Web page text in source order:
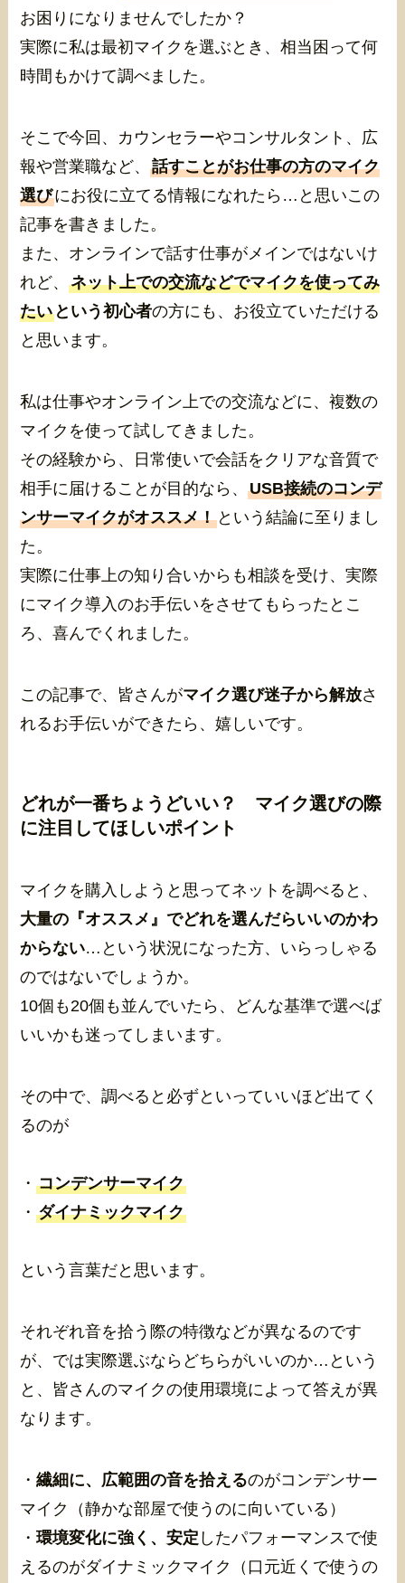
お困りになりませんでしたか？
実際に私は最初マイクを選ぶとき、相当困って何
時間もかけて調べました。
そこで今回、カウンセラーやコンサルタント、広
報や営業職など、話すことがお仕事の方のマイク
選びにお役に立てる情報になれたら…と思いこの
記事を書きました。
また、オンラインで話す仕事がメインではないけ
れど、ネット上での交流などでマイクを使ってみ
たい という初心者の方にも、お役立ていただける
と思います。
私は仕事やオンライン上での交流などに、複数の
マイクを使って試してきました。
その経験から、日常使いで会話をクリアな音質で
相手に届けることが目的なら、USB接続のコンデ
ンサーマイクがオススメ！ という結論に至りまし
た。
実際に仕事上の知り合いからも相談を受け、実際
にマイク導入のお手伝いをさせてもらったとこ
ろ、喜んでくれました。
この記事で、皆さんがマイク選び迷子から解放さ
れるお手伝いができたら、嬉しいです。
どれが一番ちょうどいい？ マイク選びの際
に注目してほしいポイント
マイクを購入しようと思ってネットを調べると、
大量の『オススメ』でどれを選んだらいいのかわ
からない…という状況になった方、いらっしゃる
のではないでしょうか。
10個も20個も並んでいたら、どんな基準で選べば
いいかも迷ってしまいます。
その中で、調べると必ずといっていいほど出てく
るのが
・コンデンサーマイク
・ダイナミックマイク
という言葉だと思います。
それぞれ音を拾う際の特徴などが異なるのです
が、では実際選ぶならどちらがいいのか…という
と、皆さんのマイクの使用環境によって答えが異
なります。
・繊細に、広範囲の音を拾えるのがコンデンサー
マイク（静かな部屋で使うのに向いている）
・環境変化に強く、安定 したパフォーマンスで使
えるのがダイナミックマイク（口元近くで使うの